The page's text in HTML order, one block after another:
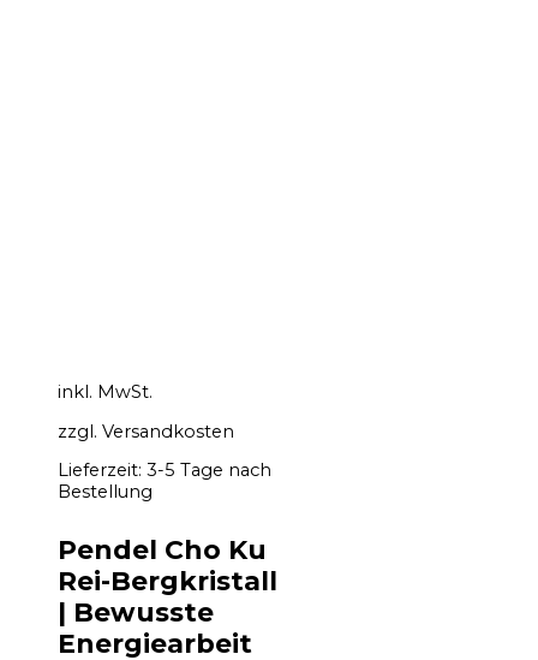
inkl. MwSt.
zzgl. Versandkosten
Lieferzeit: 3-5 Tage nach
Bestellung
Pendel Cho Ku
Rei-Bergkristall
| Bewusste
Energiearbeit